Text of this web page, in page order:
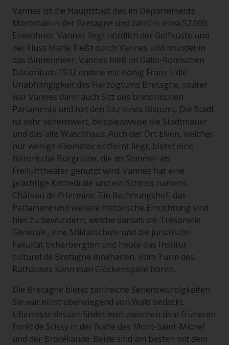
Vannes ist die Hauptstadt des im Départements
Morbihan in der Bretagne und zählt in etwa 52.500
Einwohner. Vannes liegt nördlich der Golfküste und
der Fluss Marle fließt durch Vannes und mündet in
das Binnenmeer. Vannes hieß im Gallo-Römischen
Darioritum. 1532 endete mit König Franz I. die
Unabhängigkeit des Herzogtums Bretagne, später
war Vannes dann auch Sitz des bretonischen
Parlaments und hat den Sitz eines Bistums. Die Stadt
ist sehr sehenswert, beispielsweise die Stadtmauer
und das alte Waschhaus. Auch der Ort Elven, welcher
nur wenige Kilometer entfernt liegt, bietet eine
historische Burgruine, die im Sommer als
Freilufttheater genutzt wird. Vannes hat eine
prächtige Kathedrale und ein Schloss namens
Château de l'Hermine. Ein Rechnungshof, das
Parlament und weitere historische Einrichtung sind
hier zu bewundern, welche damals die Trésorerie
Générale, eine Militärschule und die juristische
Fakultät beherbergten und heute das Institut
culturel de Bretagne innehalten. Vom Turm des
Rathauses kann man Glockenspiele hören.
Die Bretagne bietet zahlreiche Sehenswürdigkeiten.
Sie war einst überwiegend von Wald bedeckt.
Überreste dessen findet man zwischen dem früheren
Forêt de Scissy in der Nähe des Mont-Saint-Michel
und der Brocéliande. Beide sind am besten mit dem